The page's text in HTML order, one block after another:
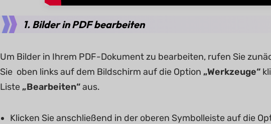
1. Bilder in PDF bearbeiten
Um Bilder in Ihrem PDF-Dokument zu bearbeiten, rufen Sie
Sie oben links auf dem Bildschirm auf die Option „Werkzeuge“
Liste „Bearbeiten“aus.
Klicken Sie anschließend in der oberen Symbolleiste auf die